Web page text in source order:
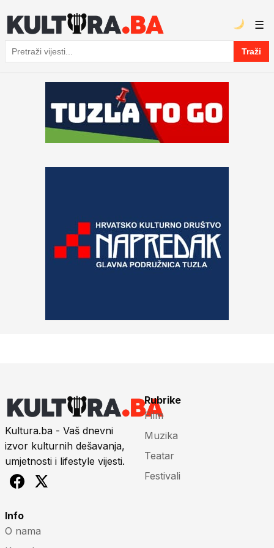
Pretraga
Traži
☰
Kultura.ba - Vaš dnevni
izvor kulturnih dešavanja,
umjetnosti i lifestyle vijesti.
Rubrike
Film
Muzika
Teatar
Festivali
Info
O nama